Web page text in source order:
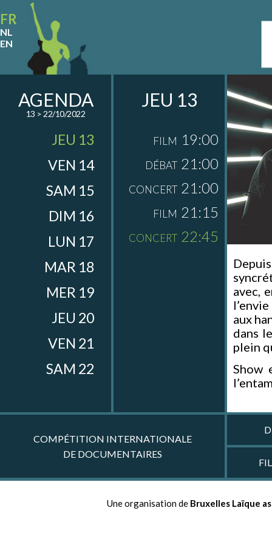
FR
NL
EN
AGENDA
13 > 22/10/2022
JEU 13
VEN 14
SAM 15
DIM 16
LUN 17
MAR 18
MER 19
JEU 20
VEN 21
SAM 22
JEU 13
FILM 19:00
DÉBAT 21:00
CONCERT 21:00
FILM 21:15
CONCERT 22:45
avec,
aux
dans
plein
Show
COMPÉTITION INTERNATIONALE
DE DOCUMENTAIRES
Une organisation de Bruxelles Laïque